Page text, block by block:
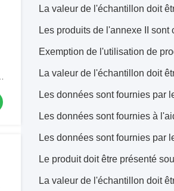
La valeur de l'échantillon doit
Les produits de l'annexe II
Exemption de l'utilisation de
La valeur de l'échantillon doit
Les données sont fournies par
Les données sont fournies à
Les données sont fournies par
Le produit doit être présenté
La valeur de l'échantillon doit